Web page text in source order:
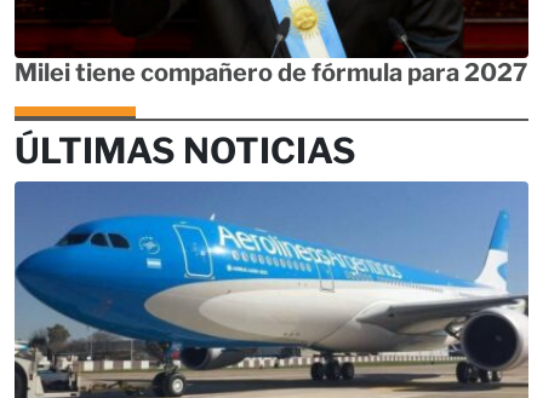
Milei tiene compañero de fórmula para 2027
ÚLTIMAS NOTICIAS